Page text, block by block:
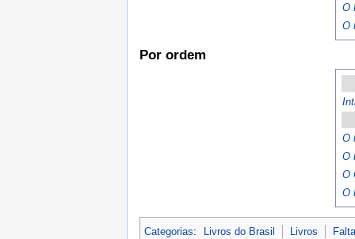
O
O
Por ordem
O
O
O
O
Categorias: Livros do Brasil Livros